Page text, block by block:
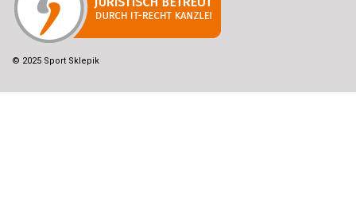
© 2025 Sport Sklepik